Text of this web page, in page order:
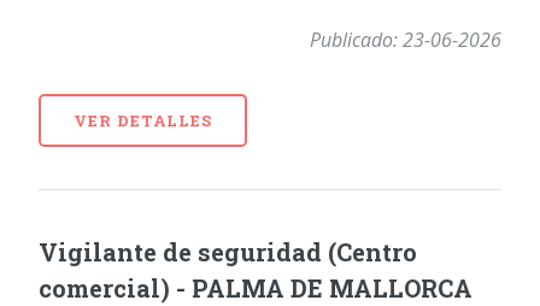
Publicado: 23-06-2026
VER DETALLES
Vigilante de seguridad (Centro
comercial) - PALMA DE MALLORCA